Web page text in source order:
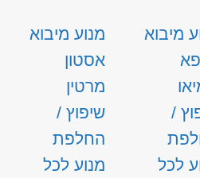
מיבוא
/
לכל
מנוע מיבוא
אסטון
מרטין
שיפוץ /
החלפת
מנוע לכל